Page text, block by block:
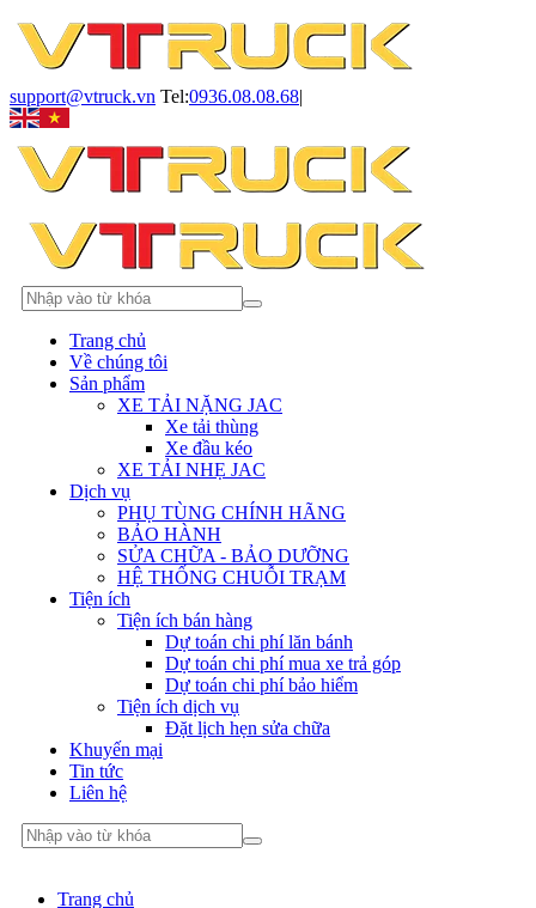
support@vtruck.vn Tel:0936.08.08.68|
Trang chủ
Về chúng tôi
Sản phẩm
XE TẢI NẶNG JAC
Xe tải thùng
Xe đầu kéo
XE TẢI NHẸ JAC
Dịch vụ
PHỤ TÙNG CHÍNH HÃNG
BẢO HÀNH
SỬA CHỮA - BẢO DƯỠNG
HỆ THỐNG CHUỖI TRẠM
Tiện ích
Tiện ích bán hàng
Dự toán chi phí lăn bánh
Dự toán chi phí mua xe trả góp
Dự toán chi phí bảo hiểm
Tiện ích dịch vụ
Đặt lịch hẹn sửa chữa
Khuyến mại
Tin tức
Liên hệ
Trang chủ